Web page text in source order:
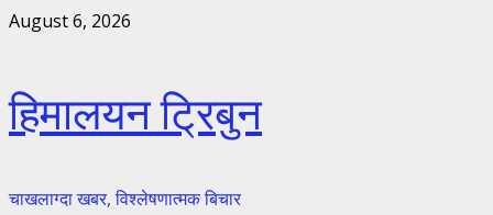
Skip
August 6, 2026
हिमालयन ट्रिबुन
चाखलाग्दा खबर, विश्लेषणात्मक बिचार